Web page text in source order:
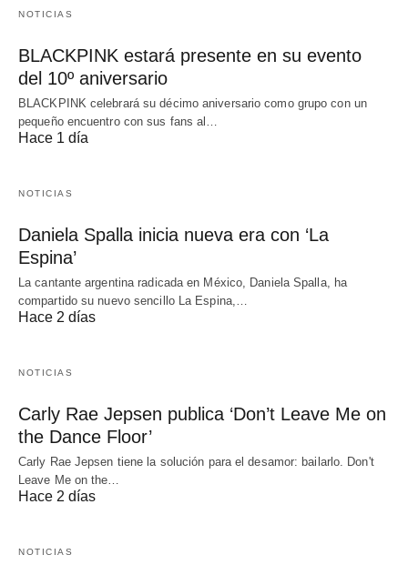
NOTICIAS
BLACKPINK estará presente en su evento
del 10º aniversario
BLACKPINK celebrará su décimo aniversario como grupo con un
pequeño encuentro con sus fans al…
Hace 1 día
NOTICIAS
Daniela Spalla inicia nueva era con ‘La
Espina’
La cantante argentina radicada en México, Daniela Spalla, ha
compartido su nuevo sencillo La Espina,…
Hace 2 días
NOTICIAS
Carly Rae Jepsen publica ‘Don’t Leave Me on
the Dance Floor’
Carly Rae Jepsen tiene la solución para el desamor: bailarlo. Don't
Leave Me on the…
Hace 2 días
NOTICIAS